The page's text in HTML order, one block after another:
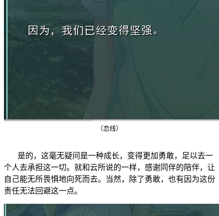
（恋线）
是的，这毫无疑问是一种成长，变得更加勇敢，足以去一
个人去承担这一切。就和云所说的一样，感谢同伴的陪伴，让
自己能无所畏惧地向死而去。当然，除了勇敢，也有因为这份
责任无法回避这一点。